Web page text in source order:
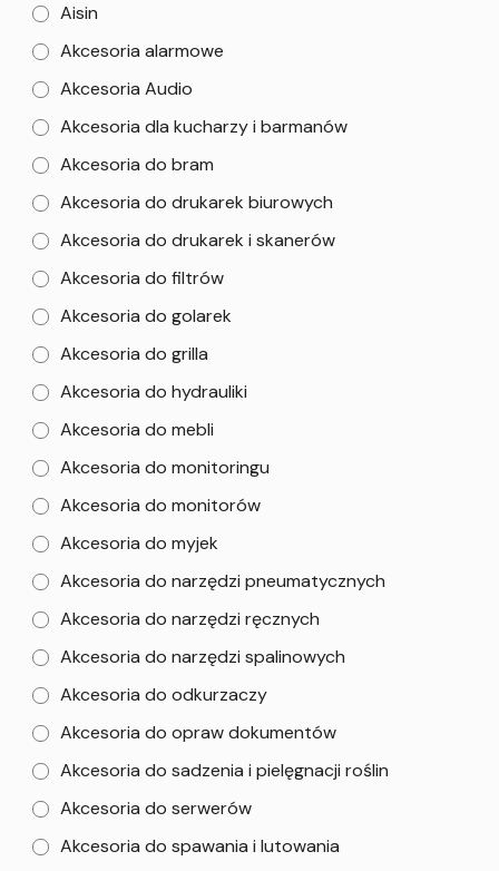
Aisin
Akcesoria alarmowe
Akcesoria Audio
Akcesoria dla kucharzy i barmanów
Akcesoria do bram
Akcesoria do drukarek biurowych
Akcesoria do drukarek i skanerów
Akcesoria do filtrów
Akcesoria do golarek
Akcesoria do grilla
Akcesoria do hydrauliki
Akcesoria do mebli
Akcesoria do monitoringu
Akcesoria do monitorów
Akcesoria do myjek
Akcesoria do narzędzi pneumatycznych
Akcesoria do narzędzi ręcznych
Akcesoria do narzędzi spalinowych
Akcesoria do odkurzaczy
Akcesoria do opraw dokumentów
Akcesoria do sadzenia i pielęgnacji roślin
Akcesoria do serwerów
Akcesoria do spawania i lutowania